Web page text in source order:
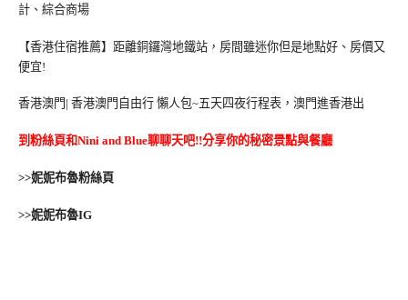
計、綜合商場
【香港住宿推薦】距離銅鑼灣地鐵站，房間雖迷你但是地點好、房價又
便宜!
香港澳門| 香港澳門自由行 懶人包~五天四夜行程表，澳門進香港出
到粉絲頁和Nini and Blue聊聊天吧!!分享你的秘密景點與餐廳
>>妮妮布魯粉絲頁
>>妮妮布魯IG